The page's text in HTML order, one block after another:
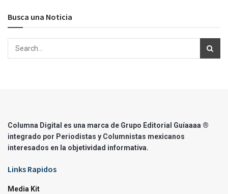
Busca una Noticia
Columna Digital es una marca de Grupo Editorial Guíaaaa ®
integrado por Periodistas y Columnistas mexicanos
interesados en la objetividad informativa.
Links Rapidos
Media Kit